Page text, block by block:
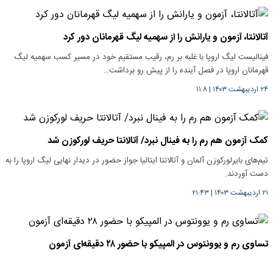
آتالانتا، آزمون و یارانش را از سهمیه لیگ قهرمانان دور کرد
فینالیست لیگ اروپا با غلبه بر رم، رقیب مستقیم خود در مسیر کسب سهمیه لیگ
قهرمانان اروپا در فصل آینده را از پیش رو برداشت…
۲۴ اردیبهشت ۱۴۰۳ |۱۱:۸
کمک آزمون هم رم را به فینال نبرد/ آتالانتا حریف لورکوزن شد
تیم‌های بایرلورکوزن آلمان و آتالانتا ایتالیا جواز حضور در دیدار نهایی لیگ اروپا را به
دست آوردند.
۲۱ اردیبهشت ۱۴۰۳ |۲۱:۴۳
تساوی رم و یوونتوس در المپیکو با حضور ۲۸ دقیقه‌ای آزمون